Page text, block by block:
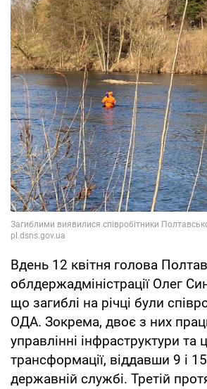
Вдень 12 квітня голова
облдержадміністрації Олег
що загиблі на річці були
ОДА. Зокрема, двоє з них
управлінні інфраструктури та
трансформації, віддавши 9 і
державній службі. Третій